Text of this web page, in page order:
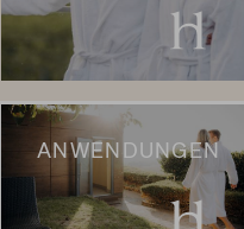
ANWENDUNGEN